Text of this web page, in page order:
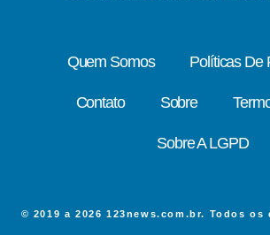
Quem Somos Políticas De
Contato Sobre
Sobre A LGPD
© 2019 a 2026 123news.com.br. Todos